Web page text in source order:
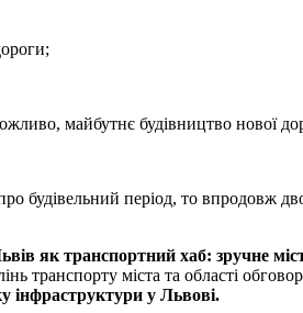
майбутнє будівництво нової
будівельний період, то впродовж
як транспортний хаб: зручне
транспорту міста та області
інфраструктури у Львові.